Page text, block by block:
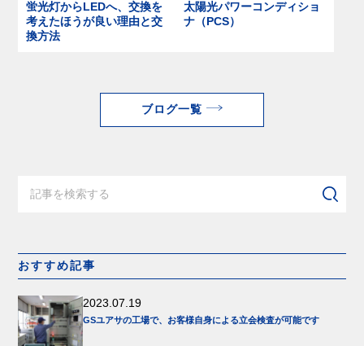
蛍光灯からLEDへ、交換を
考えたほうが良い理由と交
換方法
太陽光パワーコンディショ
ナ（PCS）
ブログ一覧
おすすめ記事
2023.07.19
GSユアサの工場で、お客様自身による立会検査が可能です